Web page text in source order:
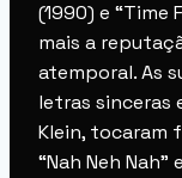
(1990) e “Time
mais a
atemporal. As
letras sinceras
Klein, tocaram
“Nah Neh